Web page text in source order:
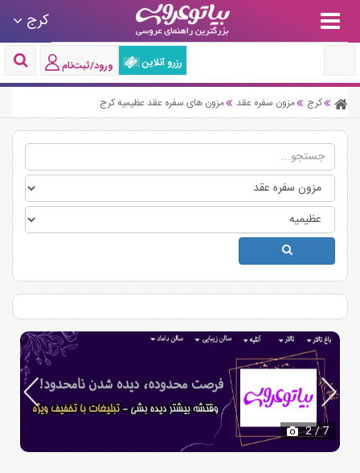
کرج
رزرو آنلاین ورود/ثبت‌نام
کرج مزون سفره عقد مزون های سفره عقد عظیمیه کرج
2/ 7